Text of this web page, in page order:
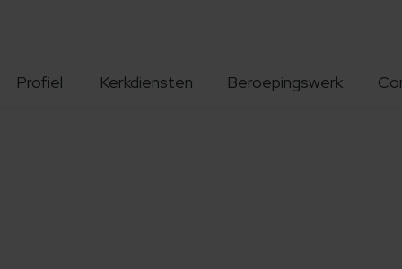
Profiel Kerkdiensten Beroepingswerk